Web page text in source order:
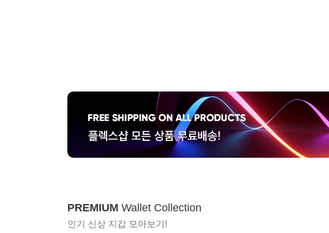
PREMIUM Wallet Collection
인기 신상 지갑 모아보기!